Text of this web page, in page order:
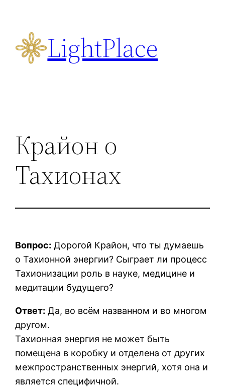
содержимомуLightPlace
Крайон о
Тахионах
Вопрос: Дорогой Крайон, что ты думаешь
о Тахионной энергии? Сыграет ли процесс
Тахионизации роль в науке, медицине и
медитации будущего?
Ответ: Да, во всём названном и во многом
другом.
Тахионная энергия не может быть
помещена в коробку и отделена от других
межпространственных энергий, хотя она и
является специфичной.